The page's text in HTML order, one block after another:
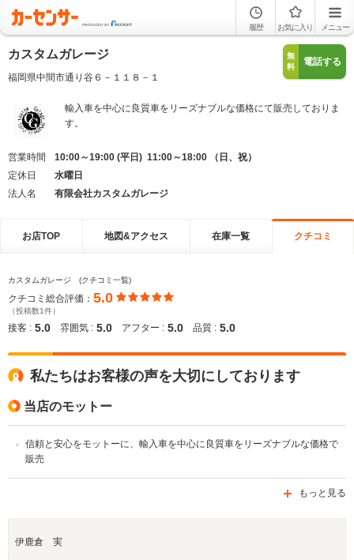
履歴 お気に入り メニュー
カスタムガレージ
福岡県中間市通り谷６－１１８－１
無
料
電話する
輸入車を中心に良質車をリーズナブルな価格にて販売しておりま
す。
営業時間
10:00～19:00 (平日) 11:00～18:00 （日、祝）
定休日
水曜日
法人名
有限会社カスタムガレージ
お店TOP 地図&アクセス 在庫一覧 クチコミ
カスタムガレージ (クチコミ一覧)
クチコミ総合評価： 5.0
（投稿数1件）
接客 : 5.0 雰囲気 : 5.0 アフター : 5.0 品質 : 5.0
私たちはお客様の声を大切にしております
当店のモットー
信頼と安心をモットーに、輸入車を中心に良質車をリーズナブルな価格で
販売
もっと見る
伊鹿倉 実